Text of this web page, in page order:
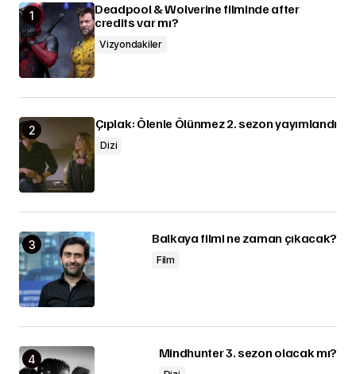
Deadpool & Wolverine filminde after
credits var mı?
Vizyondakiler
Çıplak: Ölenle Ölünmez 2. sezon yayımlandı
Dizi
Balkaya filmi ne zaman çıkacak?
Film
Mindhunter 3. sezon olacak mı?